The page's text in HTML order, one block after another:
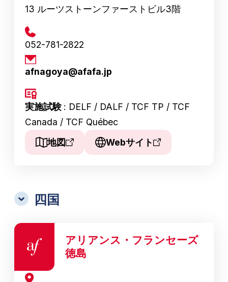
13 ルーツストーンファーストビル3階
052-781-2822
afnagoya@afafa.jp
実施試験 : DELF / DALF / TCF TP / TCF
Canada / TCF Québec
地図
Webサイト
四国
アリアンス・フランセーズ
徳島